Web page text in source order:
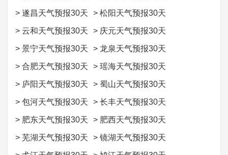
> 遂昌天气预报30天 > 松阳天气预报30天
> 云和天气预报30天 > 庆元天气预报30天
> 景宁天气预报30天 > 龙泉天气预报30天
> 合肥天气预报30天 > 瑶海天气预报30天
> 庐阳天气预报30天 > 蜀山天气预报30天
> 包河天气预报30天 > 长丰天气预报30天
> 肥东天气预报30天 > 肥西天气预报30天
> 芜湖天气预报30天 > 镜湖天气预报30天